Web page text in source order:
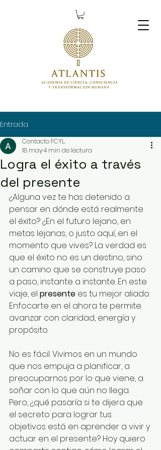
Entrada
Logra el éxito a través
del presente
Contacto FCYL.
18 may4 min de lectura
¿Alguna vez te has detenido a
pensar en dónde está realmente
el éxito? ¿En el futuro lejano, en
metas lejanas, o justo aquí, en el
momento que vives? La verdad es
que el éxito no es un destino, sino
un camino que se construye paso
a paso, instante a instante. En este
viaje, el presente es tu mejor aliado.
Enfocarte en el ahora te permite
avanzar con claridad, energía y
propósito.
No es fácil. Vivimos en un mundo
que nos empuja a planificar, a
preocuparnos por lo que viene, a
soñar con lo que aún no llega.
Pero, ¿qué pasaría si te dijera que
el secreto para lograr tus
objetivos está en aprender a vivir y
actuar en el presente? Hoy quiero